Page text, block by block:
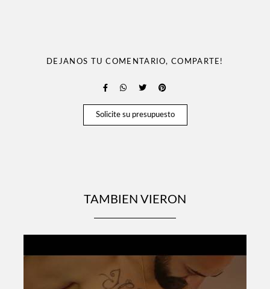
DEJANOS TU COMENTARIO, COMPARTE!
Solicite su presupuesto
TAMBIEN VIERON